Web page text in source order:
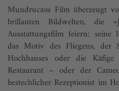
Mundruczos Film überzeugt
brillanten Bildwelten, die
Ausstattungsfilm feiern: seine
das Motiv des Fliegens, der
Hochhauses oder die
Restaurant – oder der
bestechlicher Rezeptionist im